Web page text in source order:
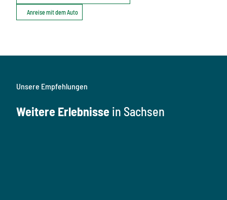
Anreise mit dem Auto
Unsere Empfehlungen
Weitere Erlebnisse in Sachsen